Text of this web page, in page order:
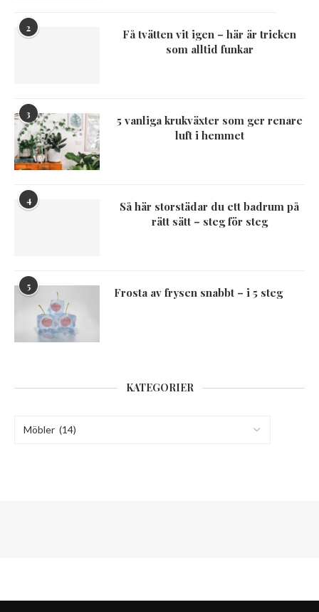
2
Få tvätten vit igen – här är tricken
som alltid funkar
3
5 vanliga krukväxter som ger renare
luft i hemmet
4
Så här storstädar du ett badrum på
rätt sätt – steg för steg
5 Frosta av frysen snabbt – i 5 steg
KATEGORIER